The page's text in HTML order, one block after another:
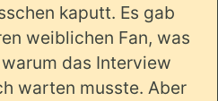
kaputt. Es gab
weiblichen Fan, was
das Interview
warten musste. Aber